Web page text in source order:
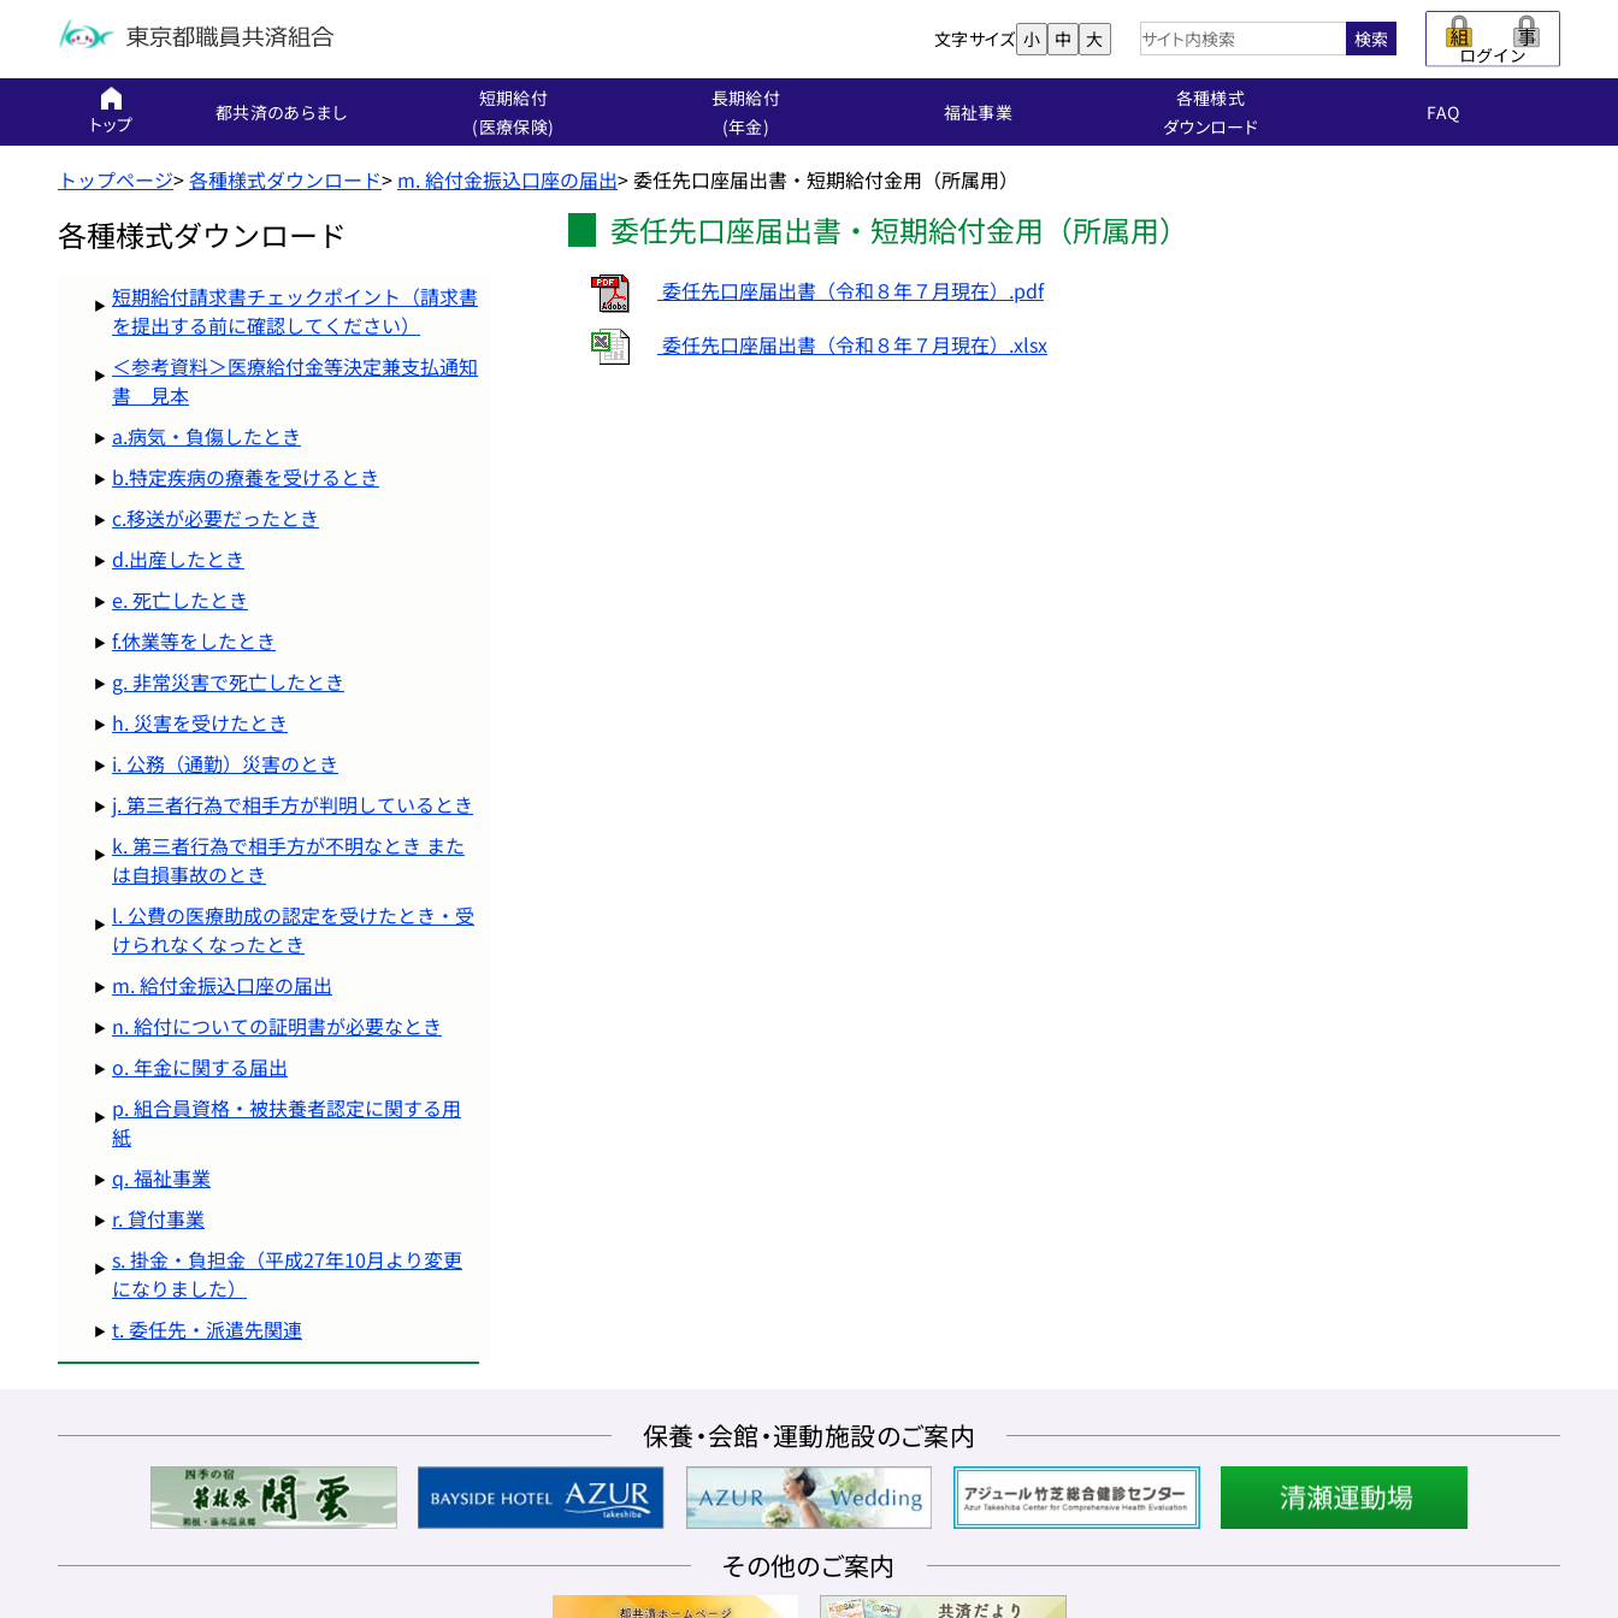
文字サイズ 小 中 大 検索
トップ 都共済のあらまし
短期給付
(医療保険)
長期給付
(年金)
福祉事業
各種様式
ダウンロード
FAQ
トップページ>各種様式ダウンロード> m. 給付金振込口座の届出>委任先口座届出書・短期給付金用（所属用）
各種様式ダウンロード
短期給付請求書チェックポイント（請求書
を提出する前に確認してください）
＜参考資料＞医療給付金等決定兼支払通知
書 見本
a.病気・負傷したとき
b.特定疾病の療養を受けるとき
c.移送が必要だったとき
d.出産したとき
e. 死亡したとき
f.休業等をしたとき
g. 非常災害で死亡したとき
h. 災害を受けたとき
i. 公務（通勤）災害のとき
j. 第三者行為で相手方が判明しているとき
k. 第三者行為で相手方が不明なとき また
は自損事故のとき
l. 公費の医療助成の認定を受けたとき・受
けられなくなったとき
m. 給付金振込口座の届出
n. 給付についての証明書が必要なとき
o. 年金に関する届出
p. 組合員資格・被扶養者認定に関する用
紙
q. 福祉事業
r. 貸付事業
s. 掛金・負担金（平成27年10月より変更
になりました）
t. 委任先・派遣先関連
委任先口座届出書・短期給付金用（所属用）
委任先口座届出書（令和８年７月現在）.pdf
委任先口座届出書（令和８年７月現在）.xlsx
保養・会館・運動施設のご案内
その他のご案内